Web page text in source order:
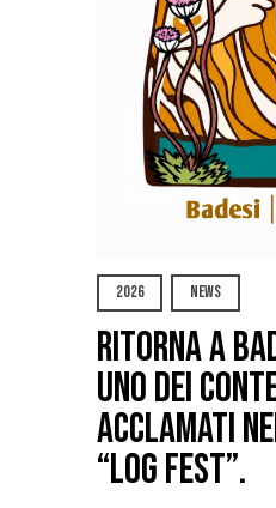
2026 NEWS
Ritorna a
uno dei
acclamati
“Log Fest”.